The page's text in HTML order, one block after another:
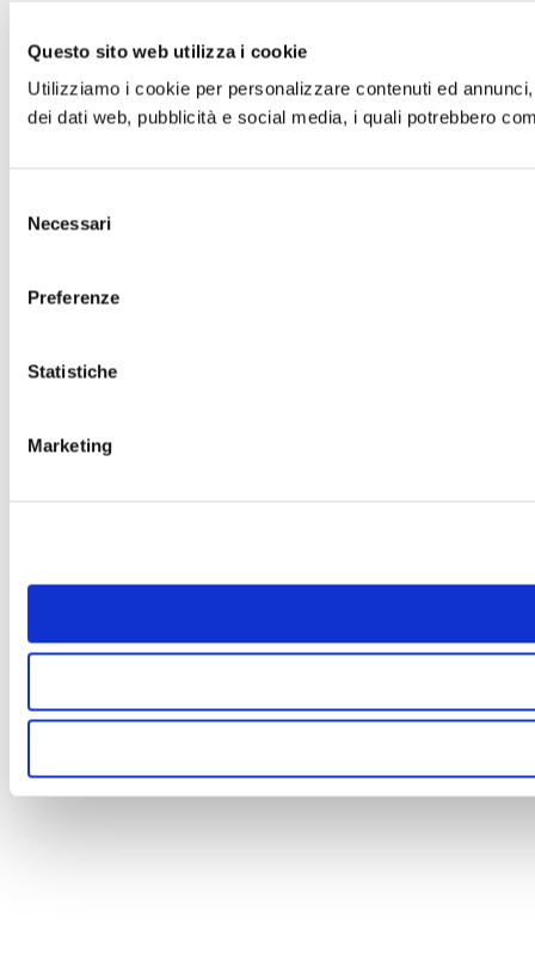
Questo sito web utilizza i cookie
Utilizziamo i cookie per personalizzare contenuti ed
dei dati web, pubblicità e social media, i quali potrebbero
delNecessari
Preferenze
Statistiche
Marketing